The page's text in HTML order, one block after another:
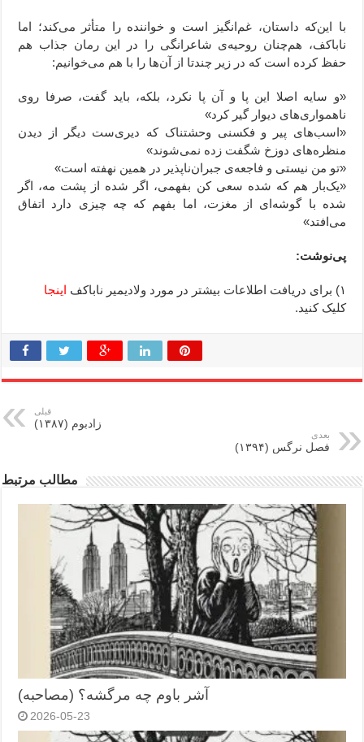
با این‌که داستان، غم‌انگیز است و خواننده را متأثر می‌کند؛ اما
ناباکف، هم‌چنان روحیه‌ی شاعرانگی را در این رمان جذاب هم
حفظ کرده است که در زیر چندتا از آن‌ها را با هم می‌خوانیم:
«و سایه اصلا این پا و آن پا نکرد، بلکه، باید گفت، صرفا روی
ناهمواری‌های دیوار گیر کرد»
«اسب‌های پیر و فکسنی وحشتناک که دیری‌ست دیگر از دیدن
منظره‌های دوزخ شگفت زده نمی‌شوند»
«تو من نیستی و فاجعه‌ی جبران‌ناپذیر در همین نهفته است»
«یک‌بار هم که شده سعی کن بفهمی، اگر شده از پشت مه، اگر
شده با گوشه‌ای از مغزت، اما بفهم که چه چیزی دارد اتفاق
می‌افتد»
پی‌نوشت:
۱) برای دریافت اطلاعات بیشتر در مورد ولادیمیر ناباکف
اینجا
کلیک کنید.
قبلی
زادبوم (۱۳۸۷)
بعدی
فصل نرگس (۱۳۹۴)
مطالب مرتبط
آشر باوم چه مرگشه؟ (مصاحبه)
2026-05-23